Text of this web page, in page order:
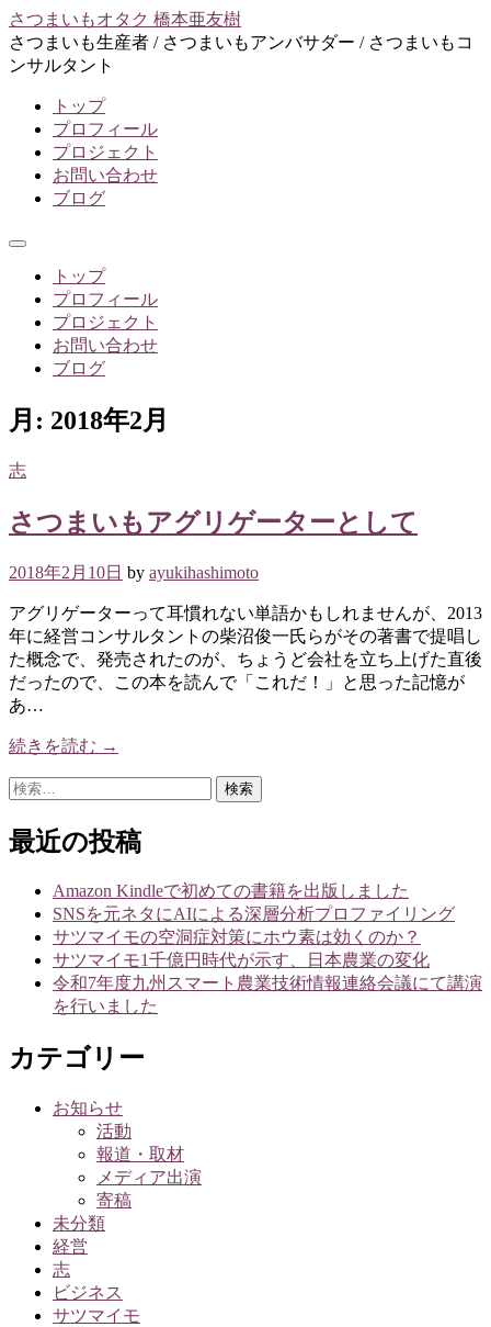
コ
ン
テ
さつまいもオタク 橋本亜友樹
さつまいも生産者 / さつまいもアンバサダー / さつまいもコ
ンサルタント
トップ
プロフィール
プロジェクト
お問い合わせ
ブログ
メ
トップ
プロフィール
プロジェクト
お問い合わせ
ブログ
月: 2018年2月
志
さつまいもアグリゲーターとして
2018年2月10日 by ayukihashimoto
アグリゲーターって耳慣れない単語かもしれませんが、2013
年に経営コンサルタントの柴沼俊一氏らがその著書で提唱し
た概念で、発売されたのが、ちょうど会社を立ち上げた直後
だったので、この本を読んで「これだ！」と思った記憶が
あ…
続きを読む →
検
最近の投稿
Amazon Kindleで初めての書籍を出版しました
SNSを元ネタにAIによる深層分析プロファイリング
サツマイモの空洞症対策にホウ素は効くのか？
サツマイモ1千億円時代が示す、日本農業の変化
令和7年度九州スマート農業技術情報連絡会議にて講演
を行いました
カテゴリー
お知らせ
活動
報道・取材
メディア出演
寄稿
未分類
経営
志
ビジネス
サツマイモ